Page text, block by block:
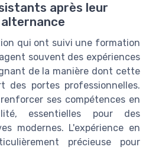
après leur
qui ont suivi une formation
souvent des expériences
de la manière dont cette
des portes professionnelles.
ses compétences en
essentielles pour des
modernes. L'expérience en
précieuse pour